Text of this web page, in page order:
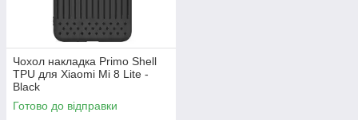
Чохол накладка Primo Shell
TPU для Xiaomi Mi 8 Lite -
Black
Готово до відправки